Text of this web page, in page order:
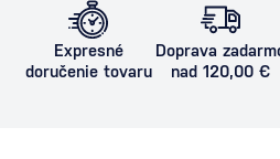
Expresné
doručenie tovaru
Doprava
nad 120,00 €